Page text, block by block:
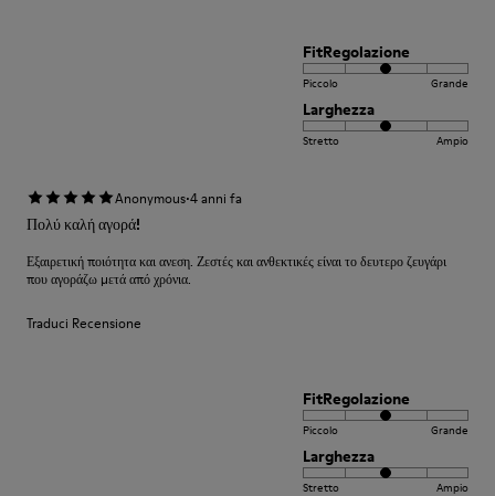
FitRegolazione
Piccolo Grande
Larghezza
Stretto Ampio
Anonymous·4 anni fa
Πολύ καλή αγορά!
Εξαιρετική ποιότητα και ανεση. Ζεστές και ανθεκτικές είναι το δευτερο ζευγάρι
που αγοράζω μετά από χρόνια.
Traduci Recensione
FitRegolazione
Piccolo Grande
Larghezza
Stretto Ampio